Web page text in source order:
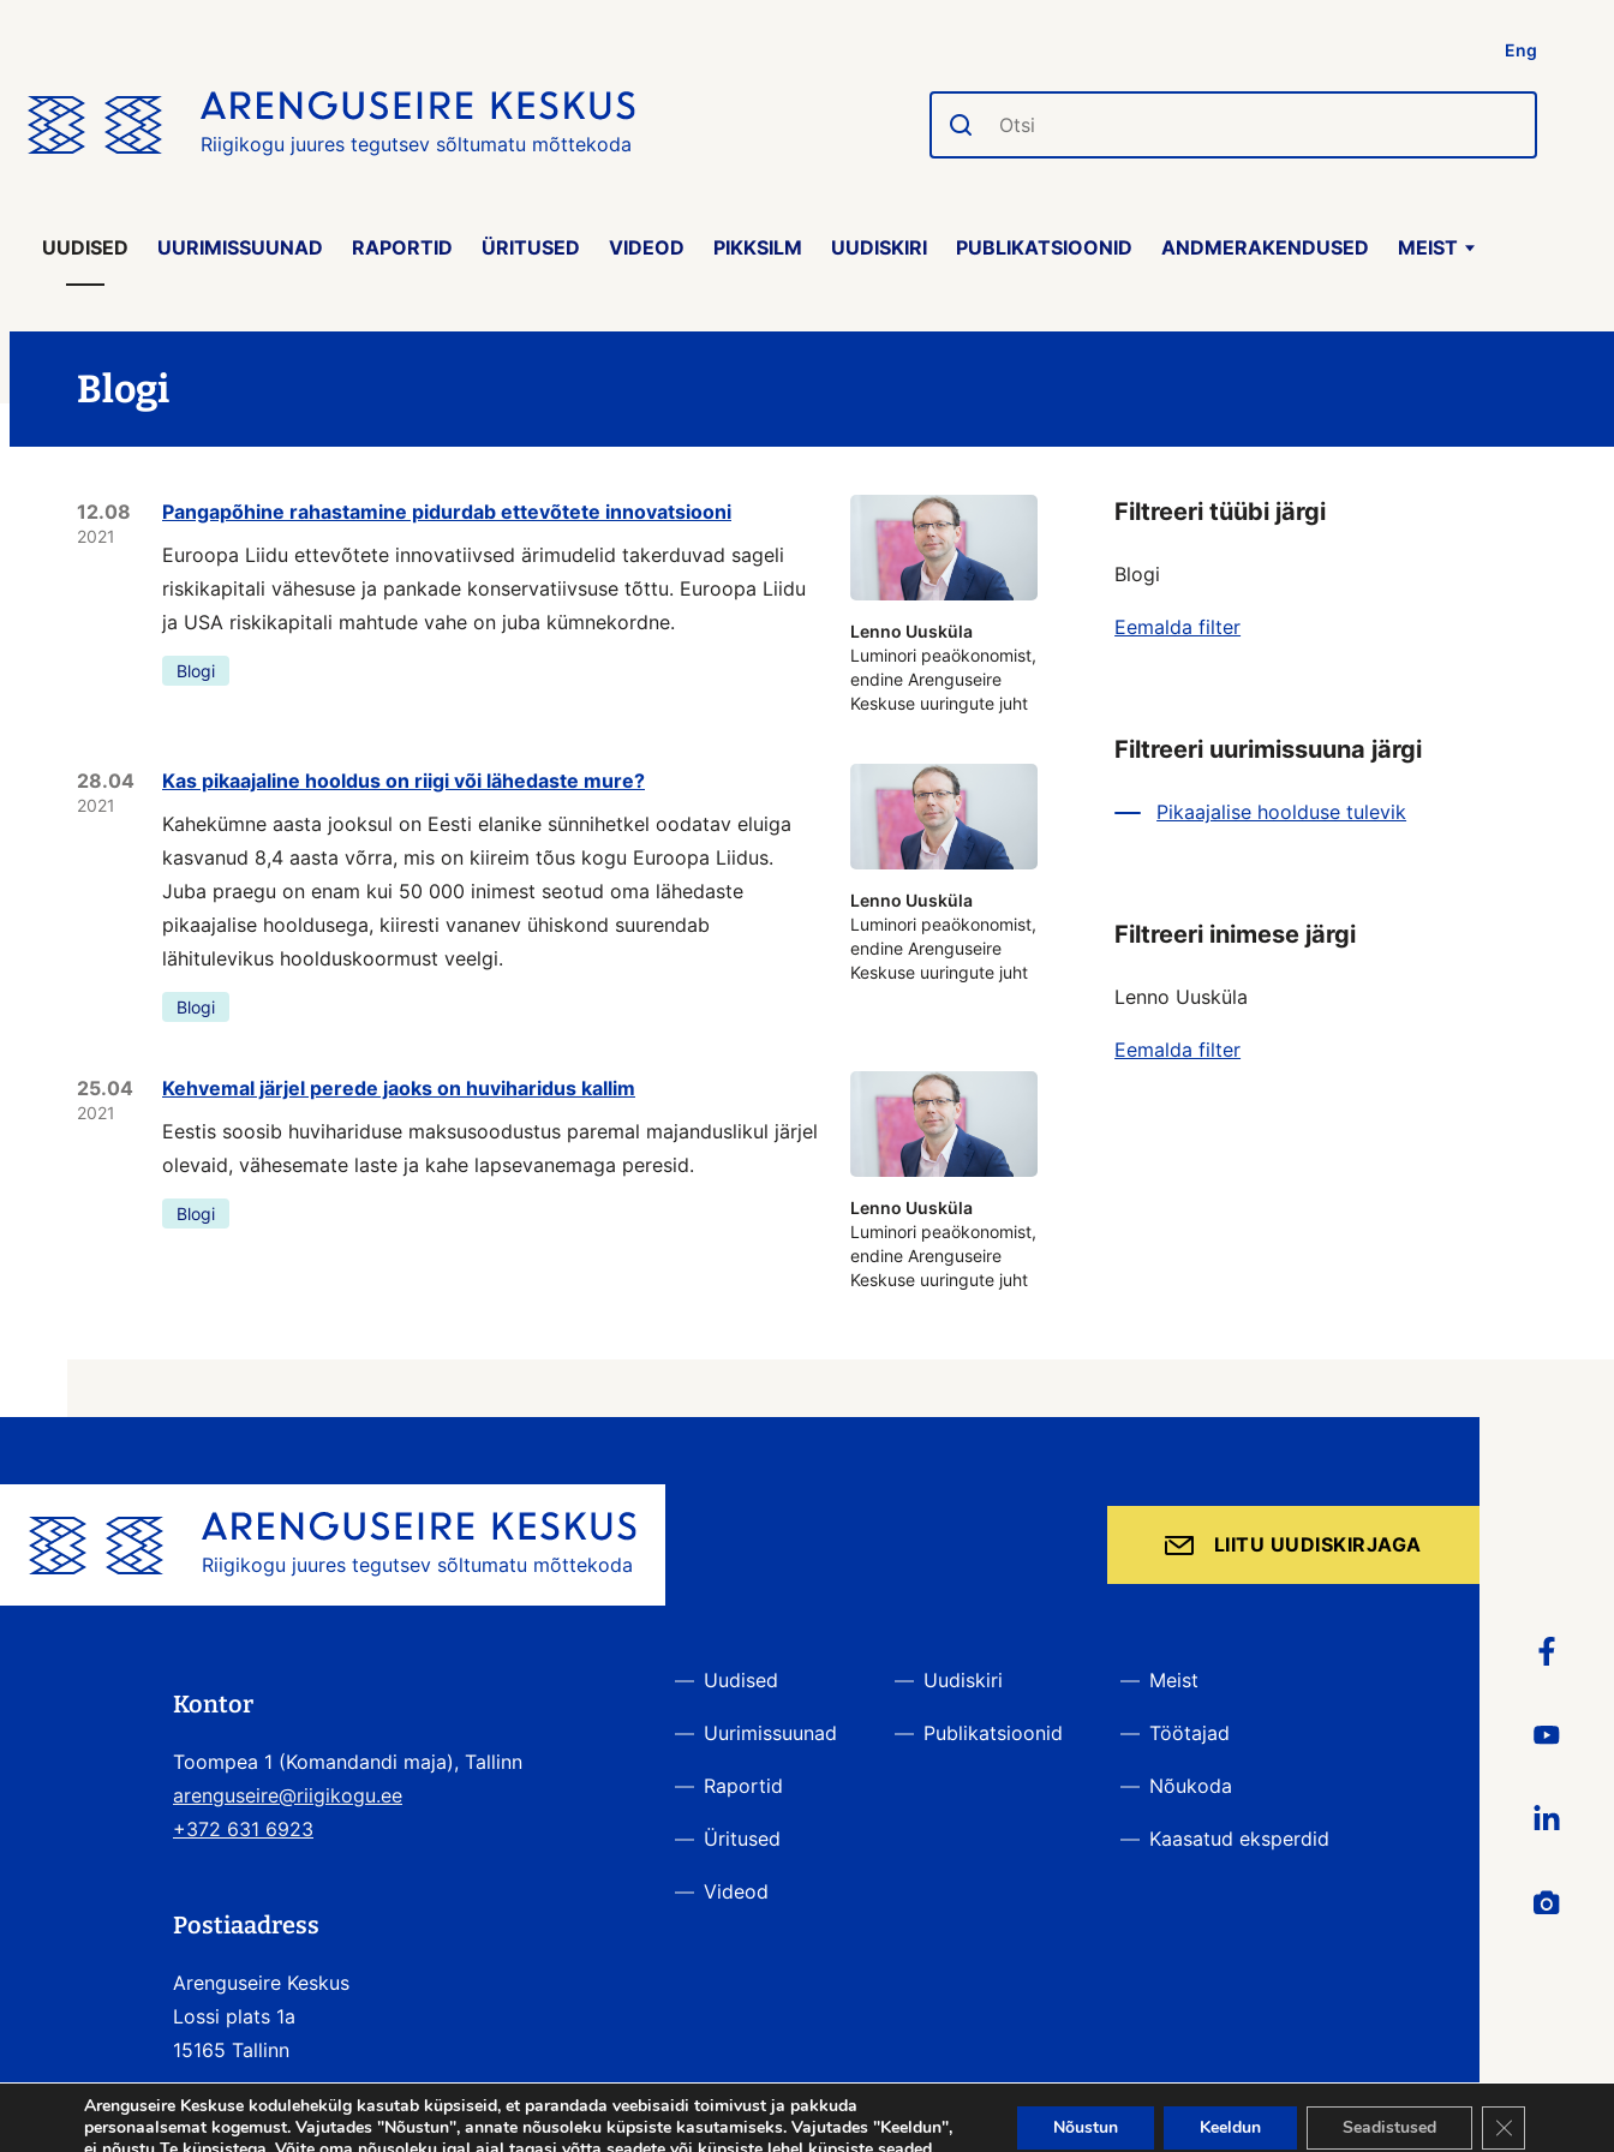
Eng
Riigikogu juures tegutsev sõltumatu mõttekoda
Otsi
UUDISED UURIMISSUUNAD RAPORTID ÜRITUSED VIDEOD PIKKSILM UUDISKIRI PUBLIKATSIOONID ANDMERAKENDUSED MEIST
Blogi
12.08
2021
Pangapõhine rahastamine pidurdab ettevõtete innovatsiooni
Euroopa Liidu ettevõtete innovatiivsed ärimudelid takerduvad sageli
riskikapitali vähesuse ja pankade konservatiivsuse tõttu. Euroopa Liidu
ja USA riskikapitali mahtude vahe on juba kümnekordne.
Blogi
Lenno Uusküla
Luminori peaökonomist,
endine Arenguseire
Keskuse uuringute juht
28.04
2021
Kas pikaajaline hooldus on riigi või lähedaste mure?
Kahekümne aasta jooksul on Eesti elanike sünnihetkel oodatav eluiga
kasvanud 8,4 aasta võrra, mis on kiireim tõus kogu Euroopa Liidus.
Juba praegu on enam kui 50 000 inimest seotud oma lähedaste
pikaajalise hooldusega, kiiresti vananev ühiskond suurendab
lähitulevikus hoolduskoormust veelgi.
Blogi
Lenno Uusküla
Luminori peaökonomist,
endine Arenguseire
Keskuse uuringute juht
25.04
2021
Kehvemal järjel perede jaoks on huviharidus kallim
Eestis soosib huvihariduse maksusoodustus paremal majanduslikul järjel
olevaid, vähesemate laste ja kahe lapsevanemaga peresid.
Blogi
Lenno Uusküla
Luminori peaökonomist,
endine Arenguseire
Keskuse uuringute juht
Filtreeri tüübi järgi
Blogi
Eemalda filter
Filtreeri uurimissuuna järgi
Pikaajalise hoolduse tulevik
Filtreeri inimese järgi
Lenno Uusküla
Eemalda filter
Riigikogu juures tegutsev sõltumatu mõttekoda
LIITU UUDISKIRJAGA
Kontor
Toompea 1 (Komandandi maja), Tallinn
arenguseire@riigikogu.ee
+372 631 6923
Postiaadress
Arenguseire Keskus
Lossi plats 1a
15165 Tallinn
Uudised
Uurimissuunad
Raportid
Üritused
Videod
Uudiskiri
Publikatsioonid
Meist
Töötajad
Nõukoda
Kaasatud eksperdid
Arenguseire Keskuse kodulehekülg kasutab küpsiseid, et parandada veebisaidi toimivust ja pakkuda
personaalsemat kogemust. Vajutades "Nõustun", annate nõusoleku küpsiste kasutamiseks. Vajutades "Keeldun",
Nõustun Keeldun Seadistused Close GDPR